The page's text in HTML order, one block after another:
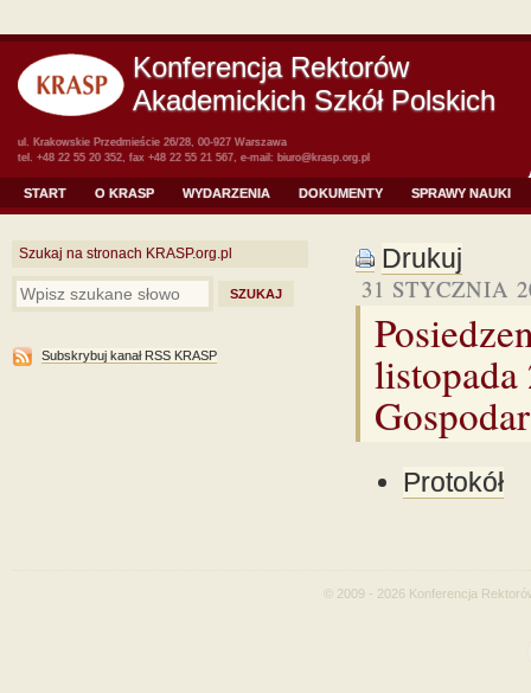
Konferencja Rektorów
Akademickich Szkół Polskich
ul. Krakowskie Przedmieście 26/28, 00-927 Warszawa
tel. +48 22 55 20 352, fax +48 22 55 21 567, e-mail: biuro@krasp.org.pl
START O KRASP WYDARZENIA DOKUMENTY SPRAWY NAUKI
Szukaj na stronach KRASP.org.pl
Subskrybuj kanał RSS KRASP
Drukuj
31 STYCZNIA
listopada
Protokół
© 2009 - 2026 Konferencja